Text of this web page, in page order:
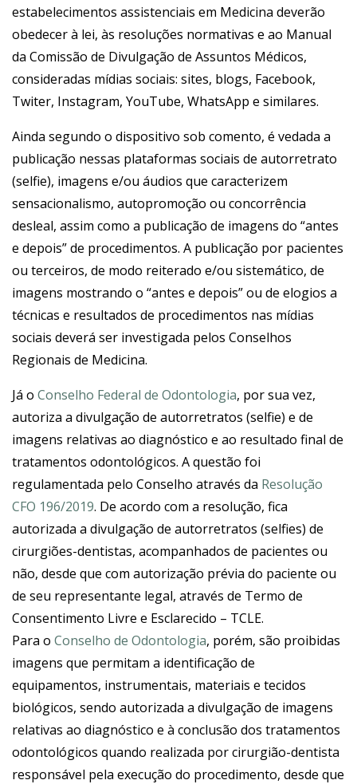
estabelecimentos assistenciais em Medicina deverão
obedecer à lei, às resoluções normativas e ao Manual
da Comissão de Divulgação de Assuntos Médicos,
consideradas mídias sociais: sites, blogs, Facebook,
Twiter, Instagram, YouTube, WhatsApp e similares.
Ainda segundo o dispositivo sob comento, é vedada a
publicação nessas plataformas sociais de autorretrato
(selfie), imagens e/ou áudios que caracterizem
sensacionalismo, autopromoção ou concorrência
desleal, assim como a publicação de imagens do “antes
e depois” de procedimentos. A publicação por pacientes
ou terceiros, de modo reiterado e/ou sistemático, de
imagens mostrando o “antes e depois” ou de elogios a
técnicas e resultados de procedimentos nas mídias
sociais deverá ser investigada pelos Conselhos
Regionais de Medicina.
Já o Conselho Federal de Odontologia, por sua vez,
autoriza a divulgação de autorretratos (selfie) e de
imagens relativas ao diagnóstico e ao resultado final de
tratamentos odontológicos. A questão foi
regulamentada pelo Conselho através da Resolução
CFO 196/2019. De acordo com a resolução, fica
autorizada a divulgação de autorretratos (selfies) de
cirurgiões-dentistas, acompanhados de pacientes ou
não, desde que com autorização prévia do paciente ou
de seu representante legal, através de Termo de
Consentimento Livre e Esclarecido – TCLE.
Para o Conselho de Odontologia, porém, são proibidas
imagens que permitam a identificação de
equipamentos, instrumentais, materiais e tecidos
biológicos, sendo autorizada a divulgação de imagens
relativas ao diagnóstico e à conclusão dos tratamentos
odontológicos quando realizada por cirurgião-dentista
responsável pela execução do procedimento, desde que